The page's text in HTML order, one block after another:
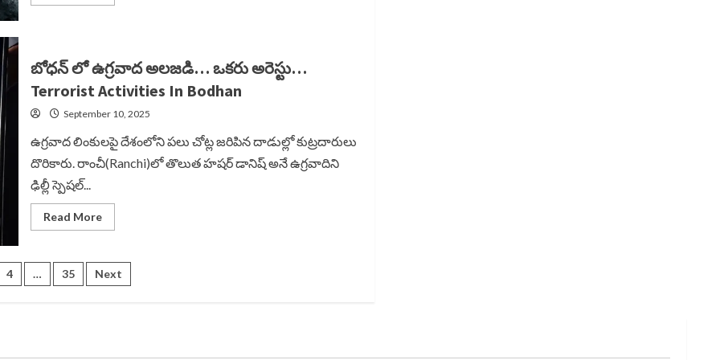
బంగారంతో
పరారీ…
Woman
Murder
బోధన్ లో ఉగ్రవాద అలజడి… ఒకరు అరెస్టు…
Terrorist Activities In Bodhan
September 10, 2025
ఉగ్రవాద లింకులపై దేశంలోని పలు చోట్ల జరిపిన దాడుల్లో కుట్రదారులు
దొరికారు. రాంచీ(Ranchi)లో తొలుత హషర్ డానిష్ అనే ఉగ్రవాదిని
ఢిల్లీ స్పెషల్...
Read MoreRead
more
లో
ఉగ్రవాద
అలజడి…
4 … 35 Next